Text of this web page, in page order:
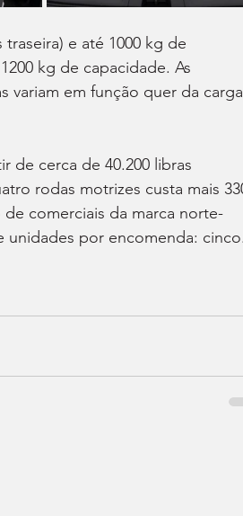
e até 1000 kg de
kg de capacidade. As
variam em função quer da
de cerca de 40.200 libras
rodas motrizes custa mais
comerciais da marca norte-
unidades por encomenda: